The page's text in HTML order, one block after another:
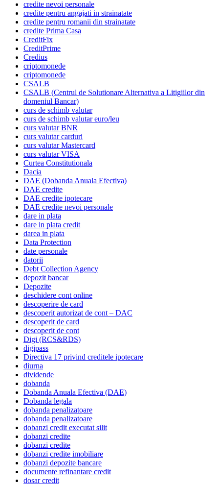
credite nevoi personale
credite pentru angajati in strainatate
credite pentru romanii din strainatate
credite Prima Casa
CreditFix
CreditPrime
Credius
criptomonede
criptomonede
CSALB
CSALB (Centrul de Solutionare Alternativa a Litigiilor din
domeniul Bancar)
curs de schimb valutar
curs de schimb valutar euro/leu
curs valutar BNR
curs valutar carduri
curs valutar Mastercard
curs valutar VISA
Curtea Constitutionala
Dacia
DAE (Dobanda Anuala Efectiva)
DAE credite
DAE credite ipotecare
DAE credite nevoi personale
dare in plata
dare in plata credit
darea in plata
Data Protection
date personale
datorii
Debt Collection Agency
depozit bancar
Depozite
deschidere cont online
descoperire de card
descoperit autorizat de cont – DAC
descoperit de card
descoperit de cont
Digi (RCS&RDS)
digipass
Directiva 17 privind creditele ipotecare
diurna
dividende
dobanda
Dobanda Anuala Efectiva (DAE)
Dobanda legala
dobanda penalizatoare
dobanda penalizatoare
dobanzi credit executat silit
dobanzi credite
dobanzi credite
dobanzi credite imobiliare
dobanzi depozite bancare
documente refinantare credit
dosar credit